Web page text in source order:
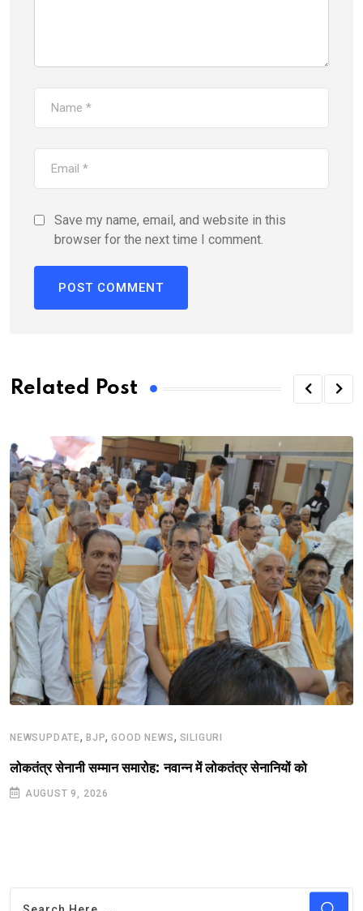
Save my name, email, and website in this
browser for the next time I comment.
Related Post
NEWSUPDATE, BJP,GOOD NEWS, SILIGURI
लोकतंत्र सेनानी सम्मान समारोह: नवान्न में लोकतंत्र सेनानियों को
AUGUST 9, 2026